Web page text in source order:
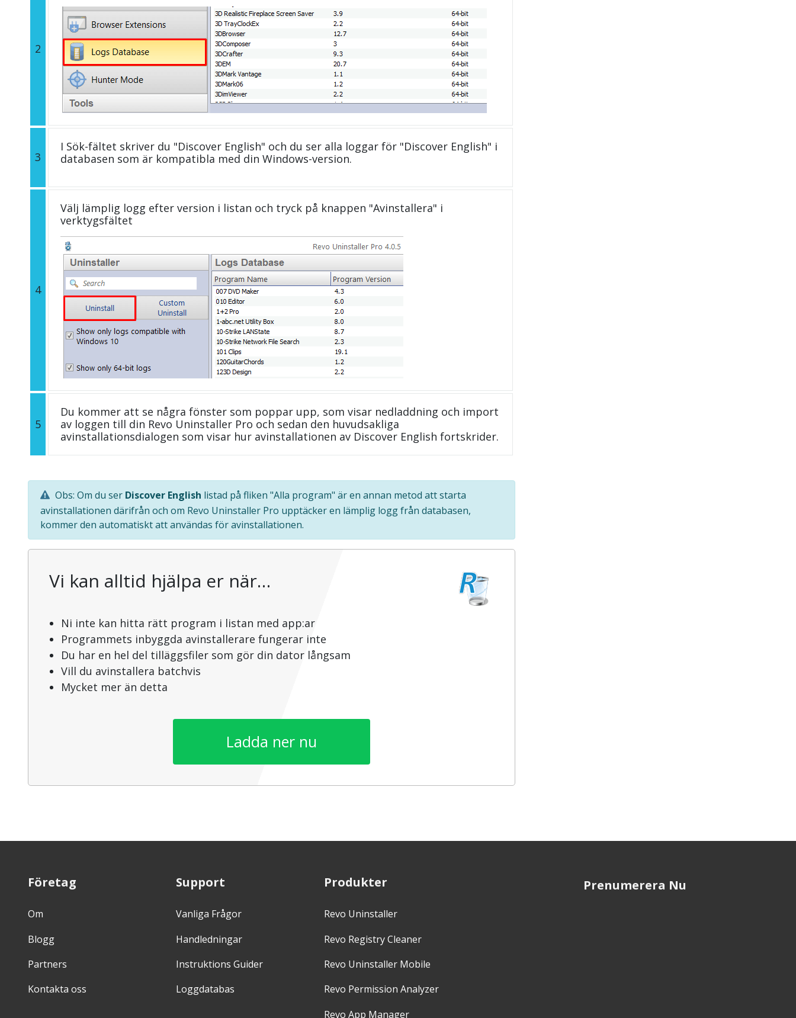
2
3
I Sök-fältet skriver du "Discover English" och du ser alla loggar för "Discover English" i
databasen som är kompatibla med din Windows-version.
4
Välj lämplig logg efter version i listan och tryck på knappen "Avinstallera" i
verktygsfältet
5
Du kommer att se några fönster som poppar upp, som visar nedladdning och import
av loggen till din Revo Uninstaller Pro och sedan den huvudsakliga
avinstallationsdialogen som visar hur avinstallationen av Discover English fortskrider.
Obs: Om du ser Discover English listad på fliken "Alla program" är en annan metod att starta
avinstallationen därifrån och om Revo Uninstaller Pro upptäcker en lämplig logg från databasen,
kommer den automatiskt att användas för avinstallationen.
Vi kan alltid hjälpa er när…
Ni inte kan hitta rätt program i listan med app:ar
Programmets inbyggda avinstallerare fungerar inte
Du har en hel del tilläggsfiler som gör din dator långsam
Vill du avinstallera batchvis
Mycket mer än detta
Ladda ner nu
Företag
Om
Blogg
Partners
Kontakta oss
Support
Vanliga Frågor
Handledningar
Instruktions Guider
Loggdatabas
Produkter
Revo Uninstaller
Revo Registry Cleaner
Revo Uninstaller Mobile
Revo Permission Analyzer
Revo App Manager
Prenumerera Nu